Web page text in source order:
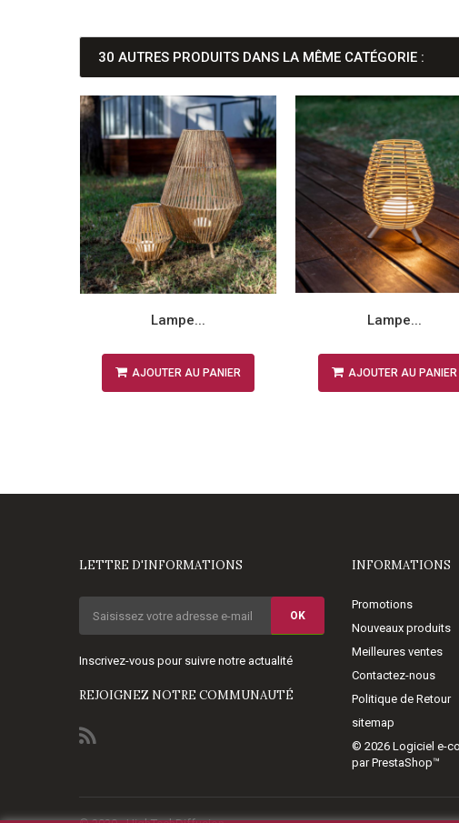
30 AUTRES PRODUITS DANS LA MÊME CATÉGORIE :
Lampe...
AJOUTER AU PANIER
Lampe...
AJOUTER AU PANIER
LETTRE D'INFORMATIONS
OK
Inscrivez-vous pour suivre notre actualité
REJOIGNEZ NOTRE COMMUNAUTÉ
INFORMATIONS
Promotions
Nouveaux produits
Meilleures ventes
Contactez-nous
Politique de Retour
sitemap
© 2026 Logiciel e-
par PrestaShop™